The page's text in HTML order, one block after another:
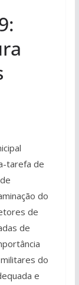
tarefa de
do
de
de
do
e